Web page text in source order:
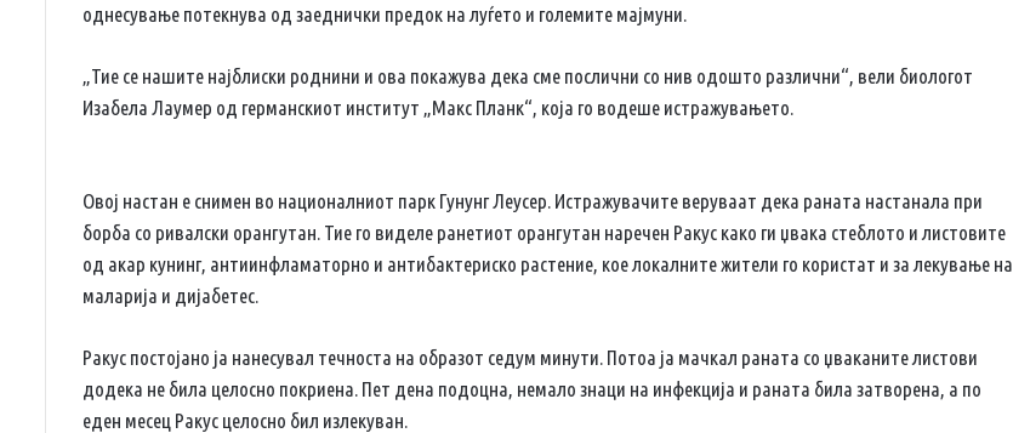
однесување потекнува од заеднички предок на луѓето и големите мајмуни.
„Тие се нашите најблиски роднини и ова покажува дека сме послични со нив одошто различни“, вели биологот
Изабела Лаумер од германскиот институт „Макс Планк“, која го водеше истражувањето.
Овој настан е снимен во националниот парк Гунунг Леусер. Истражувачите веруваат дека раната настанала при
борба со ривалски орангутан. Тие го виделе ранетиот орангутан наречен Ракус како ги џвака стеблото и листовите
од акар кунинг, антиинфламаторно и антибактериско растение, кое локалните жители го користат и за лекување на
маларија и дијабетес.
Ракус постојано ја нанесувал течноста на образот седум минути. Потоа ја мачкал раната со џваканите листови
додека не била целосно покриена. Пет дена подоцна, немало знаци на инфекција и раната била затворена, а по
еден месец Ракус целосно бил излекуван.